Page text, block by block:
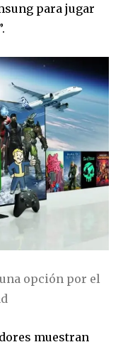
para jugar
opción por el
muestran